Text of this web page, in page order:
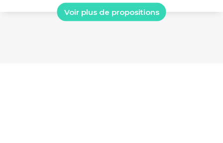
Voir plus de propositions